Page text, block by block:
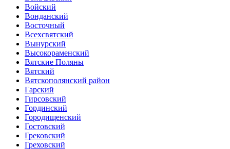
Войский
Вонданский
Восточный
Всехсвятский
Вынурский
Высокораменский
Вятские Поляны
Вятский
Вятскополянский район
Гарский
Гирсовский
Гординский
Городищенский
Гостовский
Грековский
Греховский